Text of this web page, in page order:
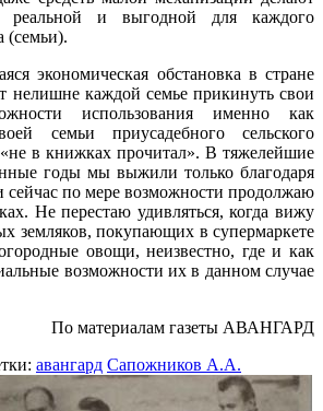
реальной и выгодной для каждого
(семьи).
экономическая обстановка в стране
нелишне каждой семье прикинуть свои
использования именно как
семьи приусадебного сельского
«не в книжках прочитал». В тяжелейшие
годы мы выжили только благодаря
сейчас по мере возможности продолжаю
Не перестаю удивляться, когда вижу
земляков, покупающих в супермаркете
овощи, неизвестно, где и как
возможности их в данном случае
По материалам газеты АВАНГАРД
авангард Сапожников А.А.